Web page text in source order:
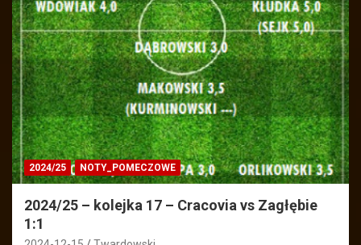
2024/25 NOTY_POMECZOWE
2024/25 – kolejka 17 – Cracovia vs Zagłębie
1:1